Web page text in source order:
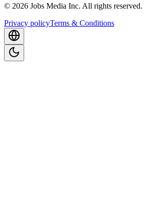
© 2026 Jobs Media Inc. All rights reserved.
Privacy policyTerms & Conditions